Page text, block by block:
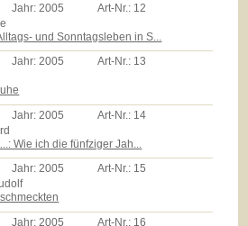
Jahr:2005 Art-Nr.: 12
und Sonntagsleben in S...
Jahr:2005 Art-Nr.: 13
Jahr: 2005 Art-Nr.: 14
Wie ich die fünfziger Jah...
Jahr:2005 Art-Nr.: 15
Jahr: 2005 Art-Nr.: 16